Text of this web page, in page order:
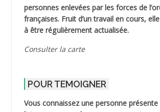
personnes enlevées par les forces de
françaises. Fruit d’un travail en cours,
à être régulièrement actualisée.
Consulter la carte
POUR TEMOIGNER
Vous connaissez une personne